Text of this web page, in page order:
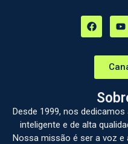
Desde 1999, nos
inteligente e de alta
Nossa missão é ser a voz e